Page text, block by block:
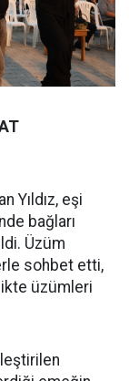
Yıldız, eşi
bağları
Üzüm
sohbet etti,
üzümleri